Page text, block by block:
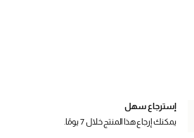
إسترجاع سهل
يمكنك إرجاع هذا المنتج خلال 7 يومًا.